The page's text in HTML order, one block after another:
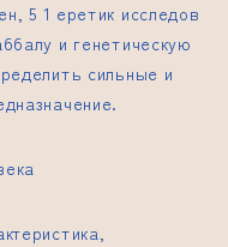
5 1 еретик исследов
и генетическую
сильные и